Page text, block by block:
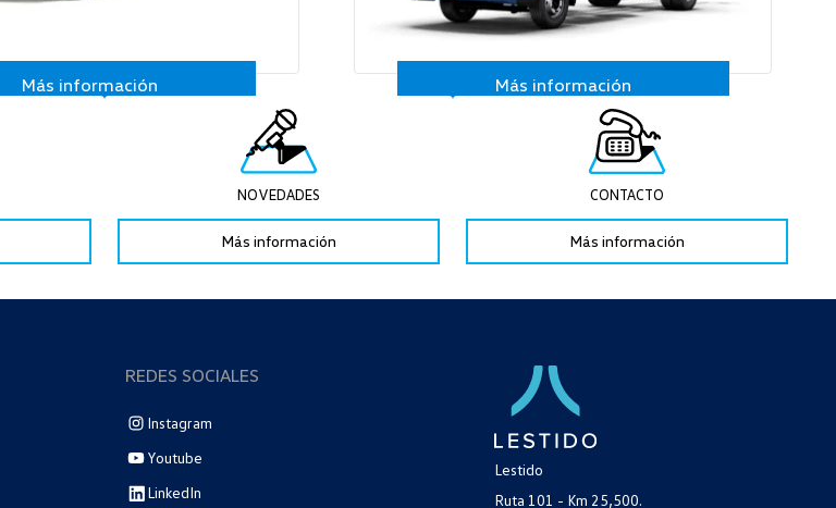
Más información Más información
NOVEDADES
Más información
CONTACTO
Más información
REDES SOCIALES
Instagram
Youtube
LinkedIn
Lestido
Ruta 101 - Km 25,500.